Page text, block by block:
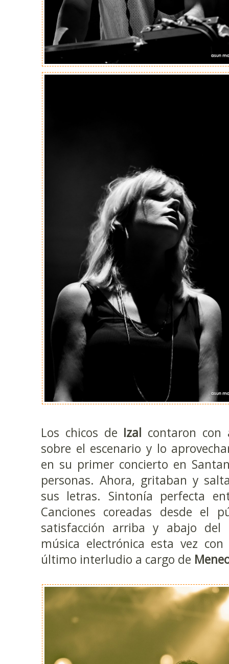
Los chicos de Izal contaron
sobre el escenario y lo
en su primer concierto en
personas. Ahora, gritaban y
sus letras. Sintonía perfecta
Canciones coreadas desde el
satisfacción arriba y abajo del
música electrónica esta vez
último interludio a cargo de